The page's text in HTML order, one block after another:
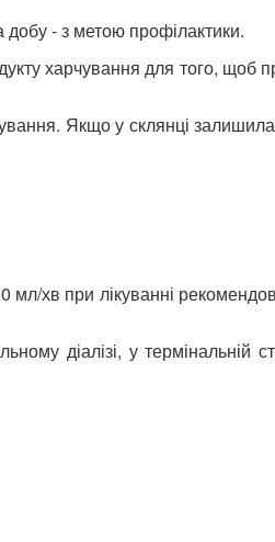
добу - з метою профілактики.
харчування для того, щоб
Якщо у склянці
мл/хв при лікуванні
діалізі, у термінальній